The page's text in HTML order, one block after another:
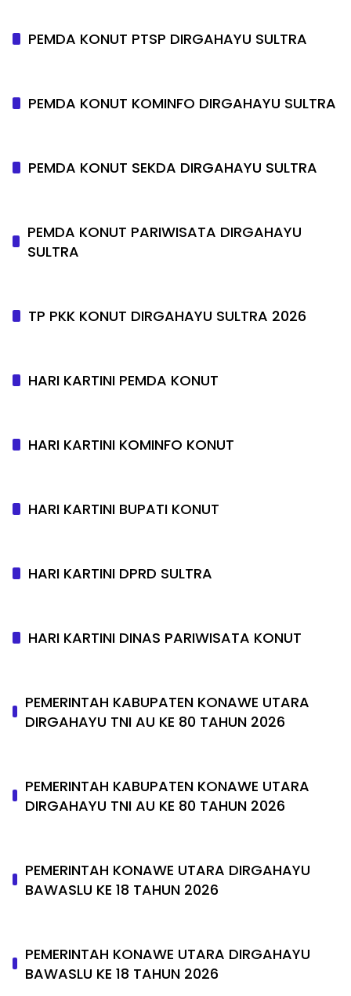
PEMDA KONUT PTSP DIRGAHAYU SULTRA
PEMDA KONUT KOMINFO DIRGAHAYU SULTRA
PEMDA KONUT SEKDA DIRGAHAYU SULTRA
PEMDA KONUT PARIWISATA DIRGAHAYU
SULTRA
TP PKK KONUT DIRGAHAYU SULTRA 2026
HARI KARTINI PEMDA KONUT
HARI KARTINI KOMINFO KONUT
HARI KARTINI BUPATI KONUT
HARI KARTINI DPRD SULTRA
HARI KARTINI DINAS PARIWISATA KONUT
PEMERINTAH KABUPATEN KONAWE UTARA
DIRGAHAYU TNI AU KE 80 TAHUN 2026
PEMERINTAH KABUPATEN KONAWE UTARA
DIRGAHAYU TNI AU KE 80 TAHUN 2026
PEMERINTAH KONAWE UTARA DIRGAHAYU
BAWASLU KE 18 TAHUN 2026
PEMERINTAH KONAWE UTARA DIRGAHAYU
BAWASLU KE 18 TAHUN 2026